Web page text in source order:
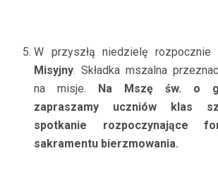
W przyszłą niedzielę rozpocznie
Misyjny. Składka mszalna
na misje. Na Mszę św. o
zapraszamy uczniów klas
spotkanie rozpoczynające
sakramentu bierzmowania.